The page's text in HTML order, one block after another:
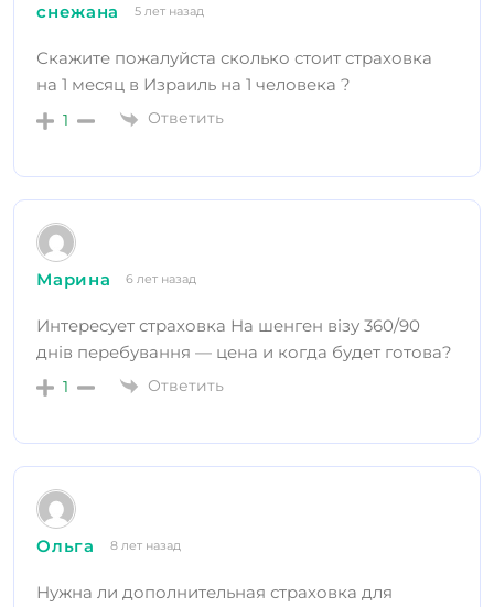
снежана 5 лет назад
Скажите пожалуйста сколько стоит страховка
на 1 месяц в Израиль на 1 человека ?
1 Ответить
Марина 6 лет назад
Интересует страховка На шенген візу 360/90
днів перебування — цена и когда будет готова?
1 Ответить
Ольга 8 лет назад
Нужна ли дополнительная страховка для